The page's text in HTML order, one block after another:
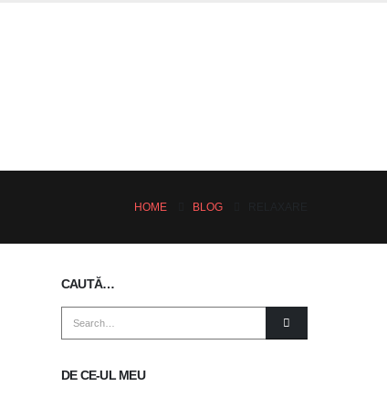
HOME BLOG
CAUTĂ…
DE CE-UL MEU